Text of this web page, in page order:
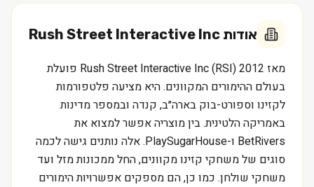
אודות Rush Street Interactive Inc
מאז 2012 Rush Street Interactive Inc (RSI) פועלת
בעולם ההימורים המקוונים. היא מציעה פלטפורמות
לקזינו וספורט-בוק בארה״ב, קנדה ובמספר מדינות
באמריקה הלטינית. בין מוצריה אפשר למצוא את
BetRivers ו-PlaySugarHouse. אלה נותנים גישה לכמה
סוגים של משחקי קזינו מקוונים, החל ממכונות מזל ועד
משחקי שולחן. כמו כן, הם מספקים אפשרויות הימורים